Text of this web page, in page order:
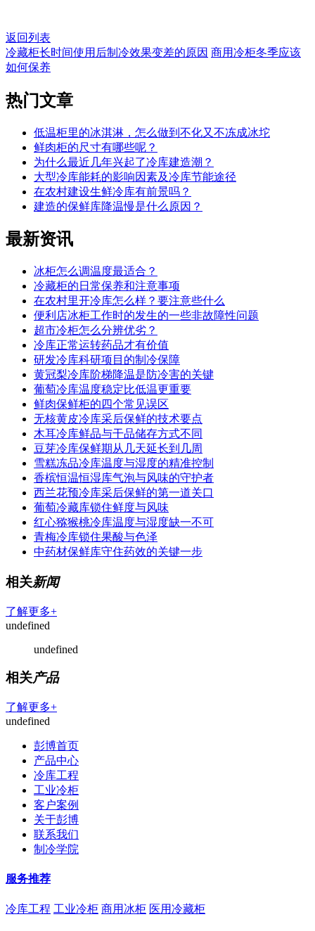
返回列表
冷藏柜长时间使用后制冷效果变差的原因 商用冷柜冬季应该
如何保养
热门文章
低温柜里的冰淇淋，怎么做到不化又不冻成冰坨
鲜肉柜的尺寸有哪些呢？
为什么最近几年兴起了冷库建造潮？
大型冷库能耗的影响因素及冷库节能途径
在农村建设生鲜冷库有前景吗？
建造的保鲜库降温慢是什么原因？
最新资讯
冰柜怎么调温度最适合？
冷藏柜的日常保养和注意事项
在农村里开冷库怎么样？要注意些什么
便利店冰柜工作时的发生的一些非故障性问题
超市冷柜怎么分辨优劣？
冷库正常运转药品才有价值
研发冷库科研项目的制冷保障
黄冠梨冷库阶梯降温是防冷害的关键
葡萄冷库温度稳定比低温更重要
鲜肉保鲜柜的四个常见误区
无核黄皮冷库采后保鲜的技术要点
木耳冷库鲜品与干品储存方式不同
豆芽冷库保鲜期从几天延长到几周
雪糕冻品冷库温度与湿度的精准控制
香槟恒温恒湿库气泡与风味的守护者
西兰花预冷库采后保鲜的第一道关口
葡萄冷藏库锁住鲜度与风味
红心猕猴桃冷库温度与湿度缺一不可
青梅冷库锁住果酸与色泽
中药材保鲜库守住药效的关键一步
相关新闻
了解更多+
undefined
undefined
相关产品
了解更多+
undefined
彭博首页
产品中心
冷库工程
工业冷柜
客户案例
关于彭博
联系我们
制冷学院
服务推荐
冷库工程 工业冷柜 商用冰柜 医用冷藏柜